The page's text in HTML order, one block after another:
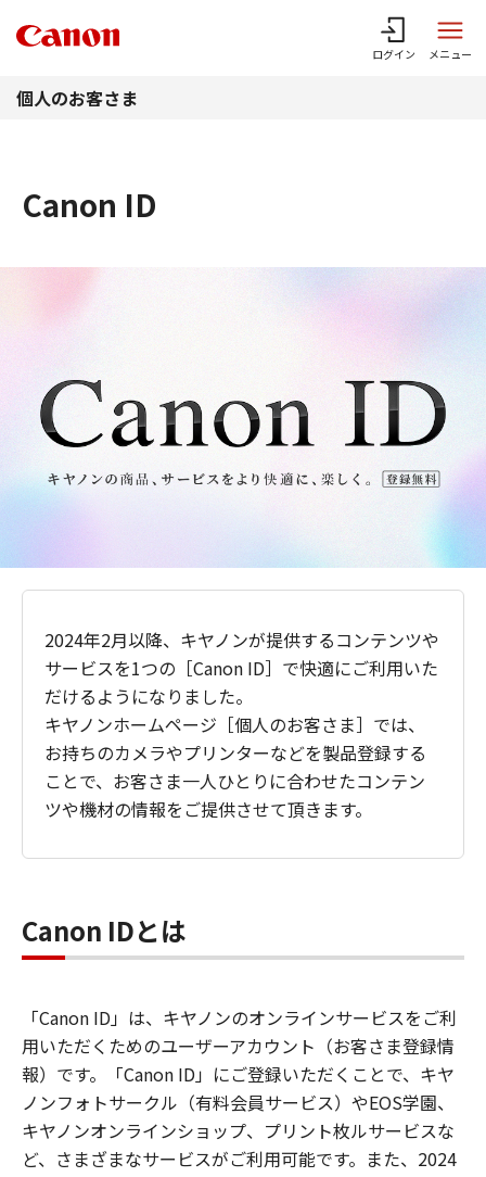
ログイン メニュー
個人のお客さま
Canon ID
2024年2月以降、キヤノンが提供するコンテンツや
サービスを1つの［Canon ID］で快適にご利用いた
だけるようになりました。
キヤノンホームページ［個人のお客さま］では、
お持ちのカメラやプリンターなどを製品登録する
ことで、お客さま一人ひとりに合わせたコンテン
ツや機材の情報をご提供させて頂きます。
Canon IDとは
「Canon ID」は、キヤノンのオンラインサービスをご利
用いただくためのユーザーアカウント（お客さま登録情
報）です。「Canon ID」にご登録いただくことで、キヤ
ノンフォトサークル（有料会員サービス）やEOS学園、
キヤノンオンラインショップ、プリント枚ルサービスな
ど、さまざまなサービスがご利用可能です。また、2024